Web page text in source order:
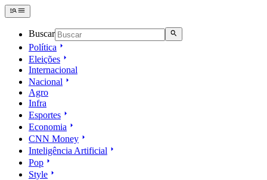
Buscar
Política
Eleições
Internacional
Nacional
Agro
Infra
Esportes
Economia
CNN Money
Inteligência Artificial
Pop
Style